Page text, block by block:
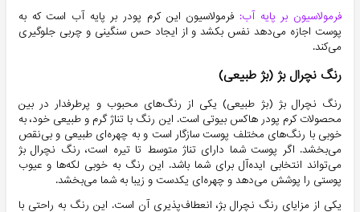
فرمولاسیون بر پایه آب: فرمولاسیون این کرم پودر بر پایه آب است که به
پوست اجازه می‌دهد نفس بکشد و از ایجاد حس سنگینی و چربی جلوگیری
می‌کند.
رنگ نچرال بژ (بژ طبیعی)
رنگ نچرال بژ (بژ طبیعی) یکی از رنگ‌های محبوب و پرطرفدار در بین
محصولات کرم پودر هاکس بیوتی است. این رنگ با تناژ گرم و طبیعی خود، به
خوبی با رنگ‌های مختلف پوست سازگار است و به چهره‌ای طبیعی و بی‌نقص
می‌بخشد. اگر پوست شما دارای تناژ متوسط تا تیره است، رنگ نچرال بژ
می‌تواند انتخابی ایده‌آل برای شما باشد. این رنگ به خوبی لکه‌ها و عیوب
پوستی را پوشش می‌دهد و چهره‌ای یکدست و زیبا به شما می‌بخشد.
یکی از مزایای رنگ نچرال بژ، انعطاف‌پذیری آن است. این رنگ به راحتی با